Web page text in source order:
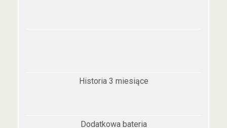
Historia 3 miesiące
Dodatkowa bateria